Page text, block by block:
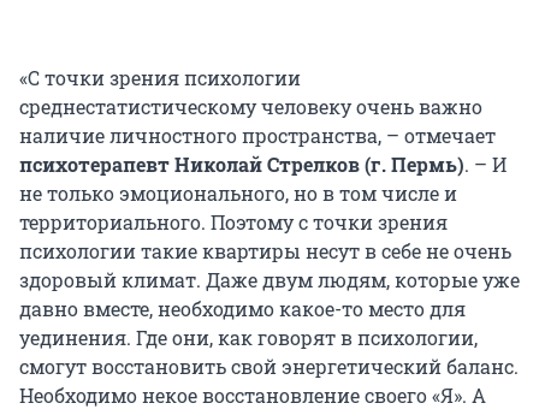
«С точки зрения психологии
среднестатистическому человеку очень важно
наличие личностного пространства, – отмечает
психотерапевт Николай Стрелков (г. Пермь). – И
не только эмоционального, но в том числе и
территориального. Поэтому с точки зрения
психологии такие квартиры несут в себе не очень
здоровый климат. Даже двум людям, которые уже
давно вместе, необходимо какое-то место для
уединения. Где они, как говорят в психологии,
смогут восстановить свой энергетический баланс.
Необходимо некое восстановление своего «Я». А